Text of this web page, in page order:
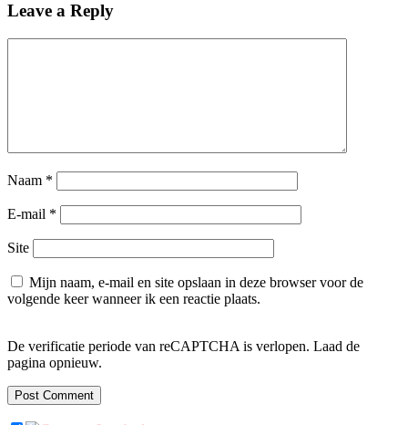
Leave a Reply
Naam *
E-mail *
Site
Mijn naam, e-mail en site opslaan in deze browser voor de
volgende keer wanneer ik een reactie plaats.
De verificatie periode van reCAPTCHA is verlopen. Laad de
pagina opnieuw.